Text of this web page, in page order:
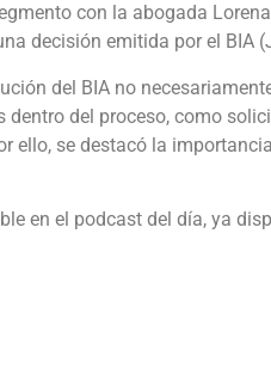
con la abogada
decisión emitida por el BIA
del BIA no
del proceso, como
ello, se destacó la
en el podcast del día, ya